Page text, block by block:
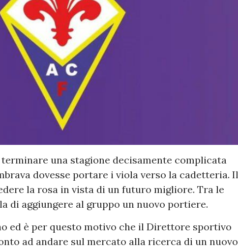
una stagione decisamente complicata
dovesse portare i viola verso la cadetteria. Il
la rosa in vista di un futuro migliore. Tra le
di aggiungere al gruppo un nuovo portiere.
ed è per questo motivo che il Direttore sportivo
ad andare sul mercato alla ricerca di un nuovo